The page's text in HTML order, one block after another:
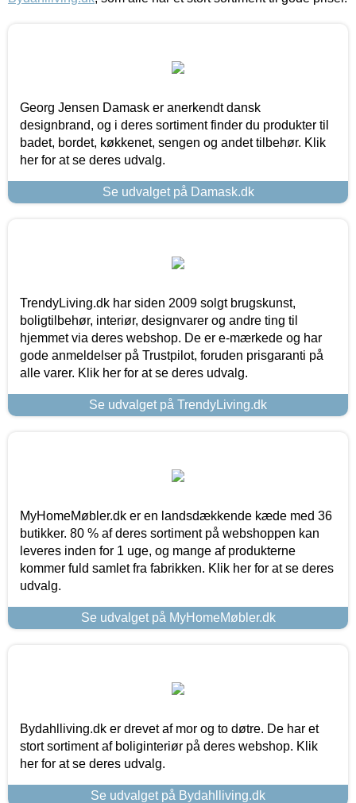
Georg Jensen Damask er anerkendt dansk
designbrand, og i deres sortiment finder du produkter til
badet, bordet, køkkenet, sengen og andet tilbehør. Klik
her for at se deres udvalg.
Se udvalget på Damask.dk
TrendyLiving.dk har siden 2009 solgt brugskunst,
boligtilbehør, interiør, designvarer og andre ting til
hjemmet via deres webshop. De er e-mærkede og har
gode anmeldelser på Trustpilot, foruden prisgaranti på
alle varer. Klik her for at se deres udvalg.
Se udvalget på TrendyLiving.dk
MyHomeMøbler.dk er en landsdækkende kæde med 36
butikker. 80 % af deres sortiment på webshoppen kan
leveres inden for 1 uge, og mange af produkterne
kommer fuld samlet fra fabrikken. Klik her for at se deres
udvalg.
Se udvalget på MyHomeMøbler.dk
Bydahlliving.dk er drevet af mor og to døtre. De har et
stort sortiment af boliginteriør på deres webshop. Klik
her for at se deres udvalg.
Se udvalget på Bydahlliving.dk